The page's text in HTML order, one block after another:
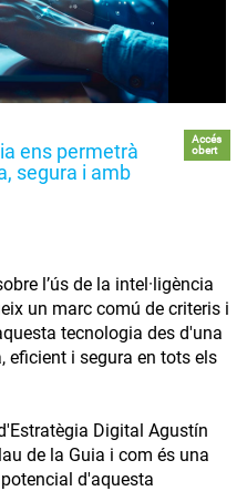
ens permetrà
segura i amb
Accés
obert
l’ús de la intel·ligència
un marc comú de criteris i
tecnologia des d'una
eficient i segura en tots els
Digital Agustín
de la Guia i com és una
d'aquesta